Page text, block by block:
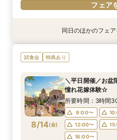
フェア
特典あり
8/13(木)
【じっくり見学◎
切見学×相談会
11:00〜
15:00〜
フェア
8/13(木)
【平日人気No.1
邸宅&試食
11:00〜
16:00〜
フェア
同日のほかのフェア
試食会 特典あり
8/14(金)
＼平日開催／お盆
憧れ花嫁体験☆
所要時間：3時間
9:00〜
12:00〜
16:00〜